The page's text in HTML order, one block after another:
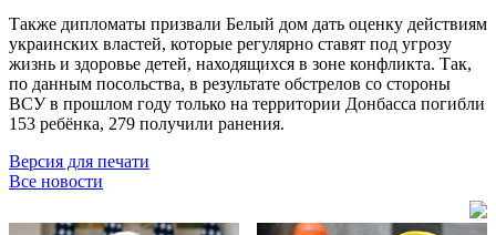
Также дипломаты призвали Белый дом дать оценку действиям
украинских властей, которые регулярно ставят под угрозу
жизнь и здоровье детей, находящихся в зоне конфликта. Так,
по данным посольства, в результате обстрелов со стороны
ВСУ в прошлом году только на территории Донбасса погибли
153 ребёнка, 279 получили ранения.
Версия для печати
Все новости